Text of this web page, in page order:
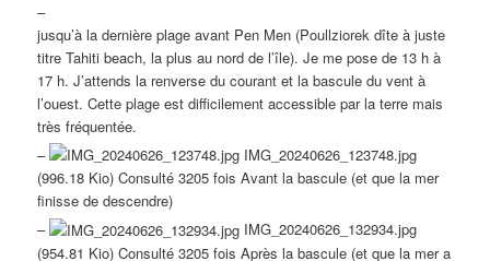
–
jusqu’à la dernière plage avant Pen Men (Poullziorek dîte à juste
titre Tahiti beach, la plus au nord de l’île). Je me pose de 13 h à
17 h. J’attends la renverse du courant et la bascule du vent à
l’ouest. Cette plage est difficilement accessible par la terre mais
très fréquentée.
–
IMG_20240626_123748.jpg
(996.18 Kio) Consulté 3205 fois Avant la bascule (et que la mer
finisse de descendre)
–
IMG_20240626_132934.jpg
(954.81 Kio) Consulté 3205 fois Après la bascule (et que la mer a